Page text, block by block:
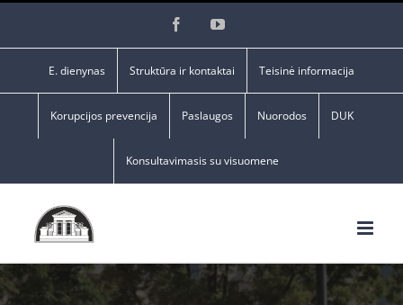
FacebookYouTube
E. dienynas Struktūra ir kontaktai Teisinė informacija
Korupcijos prevencija Paslaugos Nuorodos DUK
Konsultavimasis su visuomene